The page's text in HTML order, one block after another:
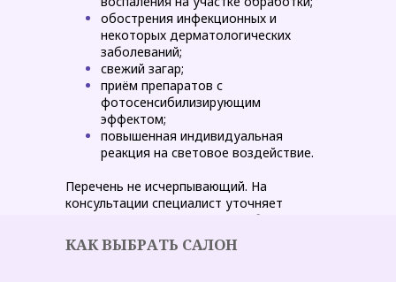
обострения инфекционных и
некоторых дерматологических
заболеваний;
свежий загар;
приём препаратов с
фотосенсибилизирующим
эффектом;
повышенная индивидуальная
реакция на световое воздействие.
Перечень не исчерпывающий. На
консультации специалист уточняет
состояние здоровья и при необходимости
направляет к врачу перед началом курса.
КАК ВЫБРАТЬ САЛОН